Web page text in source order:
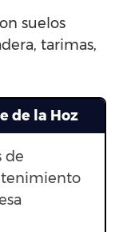
suelos
tarimas,
de la Hoz
de